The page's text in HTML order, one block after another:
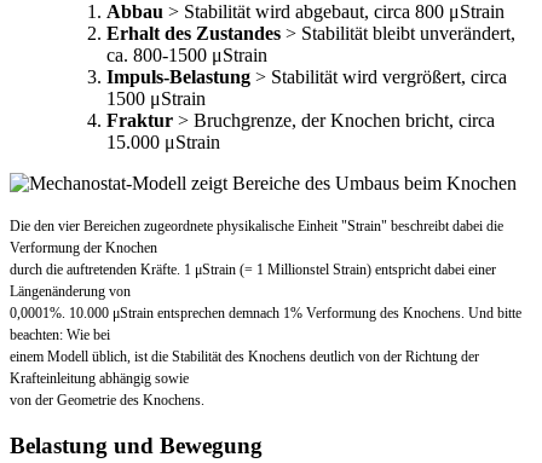
Abbau > Stabilität wird abgebaut, circa 800 μStrain
Erhalt des Zustandes > Stabilität bleibt unverändert,
ca. 800-1500 μStrain
Impuls-Belastung > Stabilität wird vergrößert, circa
1500 μStrain
Fraktur > Bruchgrenze, der Knochen bricht, circa
15.000 μStrain
Die den vier Bereichen zugeordnete physikalische Einheit "Strain" beschreibt dabei die
Verformung der Knochen
durch die auftretenden Kräfte. 1 μStrain (= 1 Millionstel Strain) entspricht dabei einer
Längenänderung von
0,0001%. 10.000 μStrain entsprechen demnach 1% Verformung des Knochens. Und bitte
beachten: Wie bei
einem Modell üblich, ist die Stabilität des Knochens deutlich von der Richtung der
Krafteinleitung abhängig sowie
von der Geometrie des Knochens.
Belastung und Bewegung